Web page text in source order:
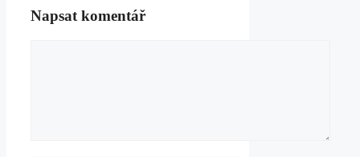
Napsat komentář